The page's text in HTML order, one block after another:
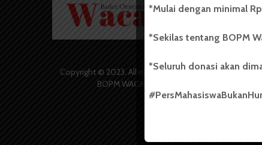
Copyright © 2023. All rights reserved
BOPM WACANA.
salah
USU
*Mulai dengan minimal
*Sekilas tentang BOPM
*Seluruh donasi akan